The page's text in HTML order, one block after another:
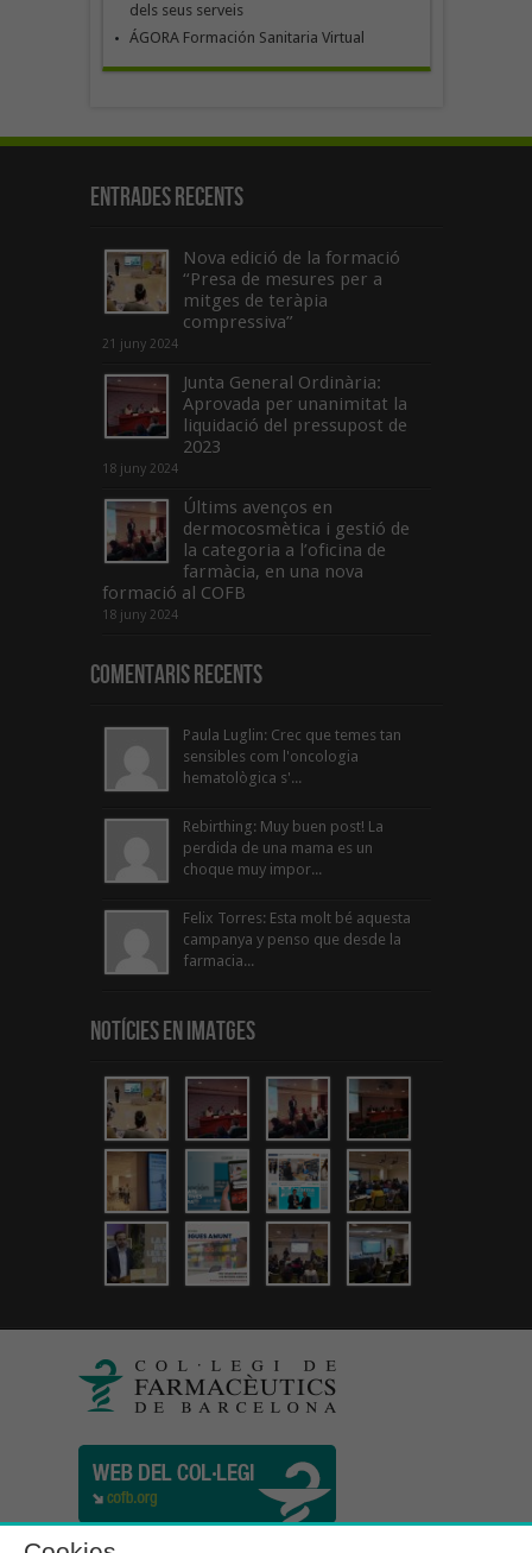
dels seus serveis
ÁGORA Formación Sanitaria Virtual
Entrades recents
Nova edició de la formació
“Presa de mesures per a
mitges de teràpia
compressiva”
21 juny 2024
Junta General Ordinària:
Aprovada per unanimitat la
liquidació del pressupost de
2023
18 juny 2024
Últims avenços en
dermocosmètica i gestió de
la categoria a l’oficina de
farmàcia, en una nova
formació al COFB
18 juny 2024
Comentaris Recents
Paula Luglin: Crec que temes tan
sensibles com l'oncologia
hematològica s'...
Rebirthing: Muy buen post! La
perdida de una mama es un
choque muy impor...
Felix Torres: Esta molt bé aquesta
campanya y penso que desde la
farmacia...
Notícies en Imatges